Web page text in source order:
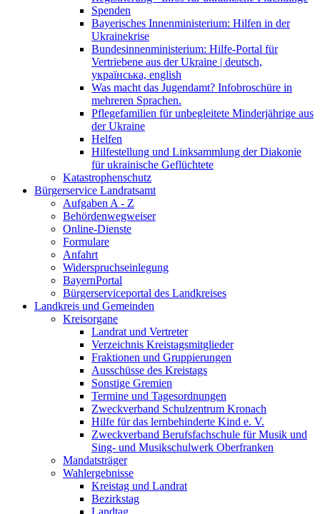
Spenden
Bayerisches Innenministerium: Hilfen in der
Ukrainekrise
Bundesinnenministerium: Hilfe-Portal für
Vertriebene aus der Ukraine | deutsch,
українська, english
Was macht das Jugendamt? Infobroschüre in
mehreren Sprachen.
Pflegefamilien für unbegleitete Minderjährige aus
der Ukraine
Helfen
Hilfestellung und Linksammlung der Diakonie
für ukrainische Geflüchtete
Katastrophenschutz
Bürgerservice Landratsamt
Aufgaben A - Z
Behördenwegweiser
Online-Dienste
Formulare
Anfahrt
Widerspruchseinlegung
BayernPortal
Bürgerserviceportal des Landkreises
Landkreis und Gemeinden
Kreisorgane
Landrat und Vertreter
Verzeichnis Kreistagsmitglieder
Fraktionen und Gruppierungen
Ausschüsse des Kreistags
Sonstige Gremien
Termine und Tagesordnungen
Zweckverband Schulzentrum Kronach
Hilfe für das lernbehinderte Kind e. V.
Zweckverband Berufsfachschule für Musik und
Sing- und Musikschulwerk Oberfranken
Mandatsträger
Wahlergebnisse
Kreistag und Landrat
Bezirkstag
Landtag